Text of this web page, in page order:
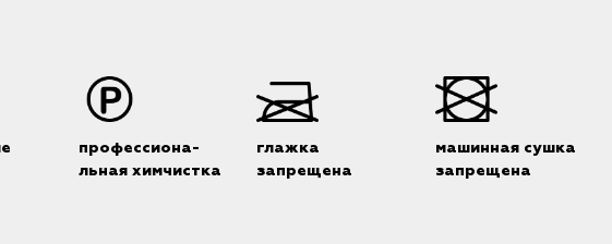
профессиона-
льная химчистка
глажка
запрещена
машинная сушка
запрещена